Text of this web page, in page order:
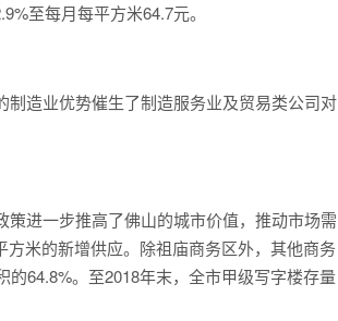
至每月每平方米64.7元。
造业优势催生了制造服务业及贸易类公司对
进一步推高了佛山的城市价值，推动市场需
米的新增供应。除祖庙商务区外，其他商务
64.8%。至2018年末，全市甲级写字楼存量